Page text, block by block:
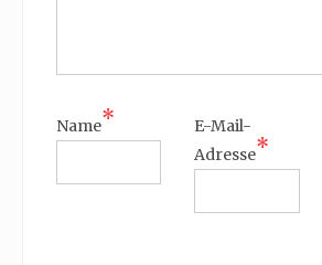
Name*
E-Mail-
Adresse*